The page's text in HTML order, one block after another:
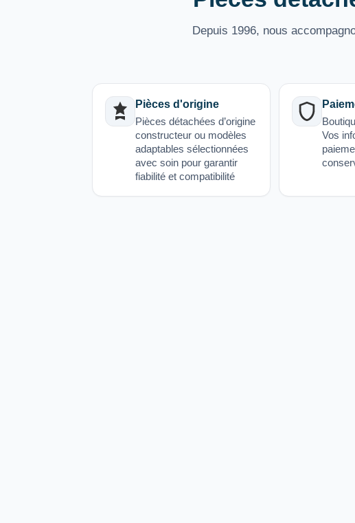
Depuis 1996, nous
Pièces d'origine
Pièces détachées d’origine
constructeur ou modèles
adaptables sélectionnées
avec soin pour garantir
fiabilité et compatibilité
Vos